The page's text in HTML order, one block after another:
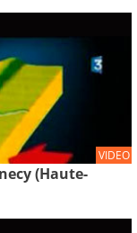
VIDEO
(Haute-